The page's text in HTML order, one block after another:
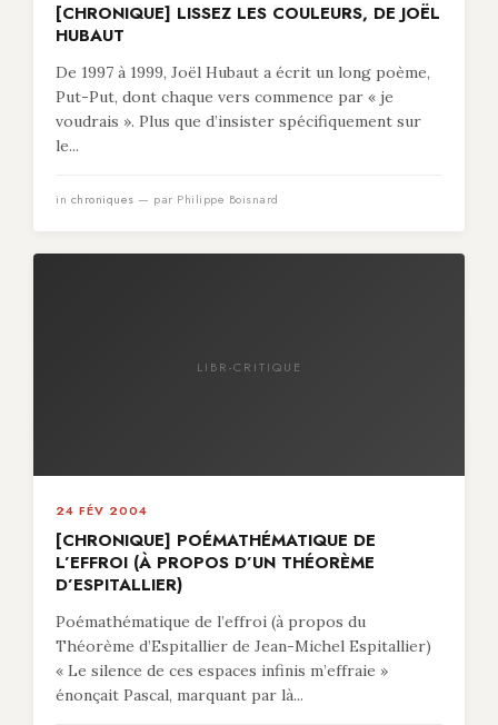
[CHRONIQUE] LISSEZ LES COULEURS, DE JOËL
HUBAUT
De 1997 à 1999, Joël Hubaut a écrit un long poème,
Put-Put, dont chaque vers commence par « je
voudrais ». Plus que d’insister spécifiquement sur
le...
in chroniques — par Philippe Boisnard
LIBR-CRITIQUE
24 FÉV 2004
[CHRONIQUE] POÉMATHÉMATIQUE DE
L’EFFROI (À PROPOS D’UN THÉORÈME
D’ESPITALLIER)
Poémathématique de l’effroi (à propos du
Théorème d’Espitallier de Jean-Michel Espitallier)
« Le silence de ces espaces infinis m’effraie »
énonçait Pascal, marquant par là...